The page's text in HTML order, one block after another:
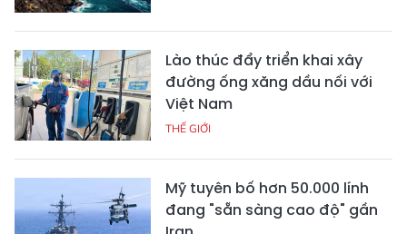
Lào thúc đẩy triển khai xây
đường ống xăng dầu nối với
Việt Nam
THẾ GIỚI
Mỹ tuyên bố hơn 50.000 lính
đang "sẵn sàng cao độ" gần